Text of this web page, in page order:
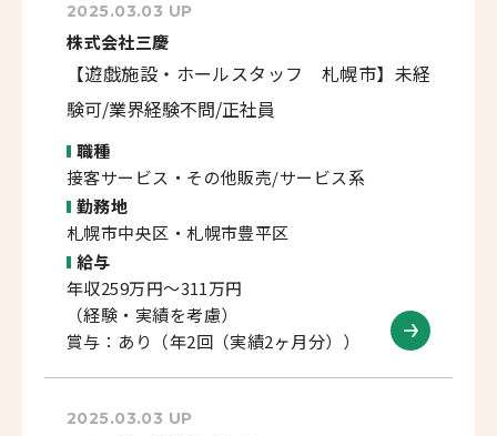
2025.03.03 UP
株式会社三慶
【遊戯施設・ホールスタッフ 札幌市】未経
験可/業界経験不問/正社員
職種
接客サービス・その他販売/サービス系
勤務地
札幌市中央区・札幌市豊平区
給与
年収259万円～311万円
（経験・実績を考慮）
賞与：あり（年2回（実績2ヶ月分））
2025.03.03 UP